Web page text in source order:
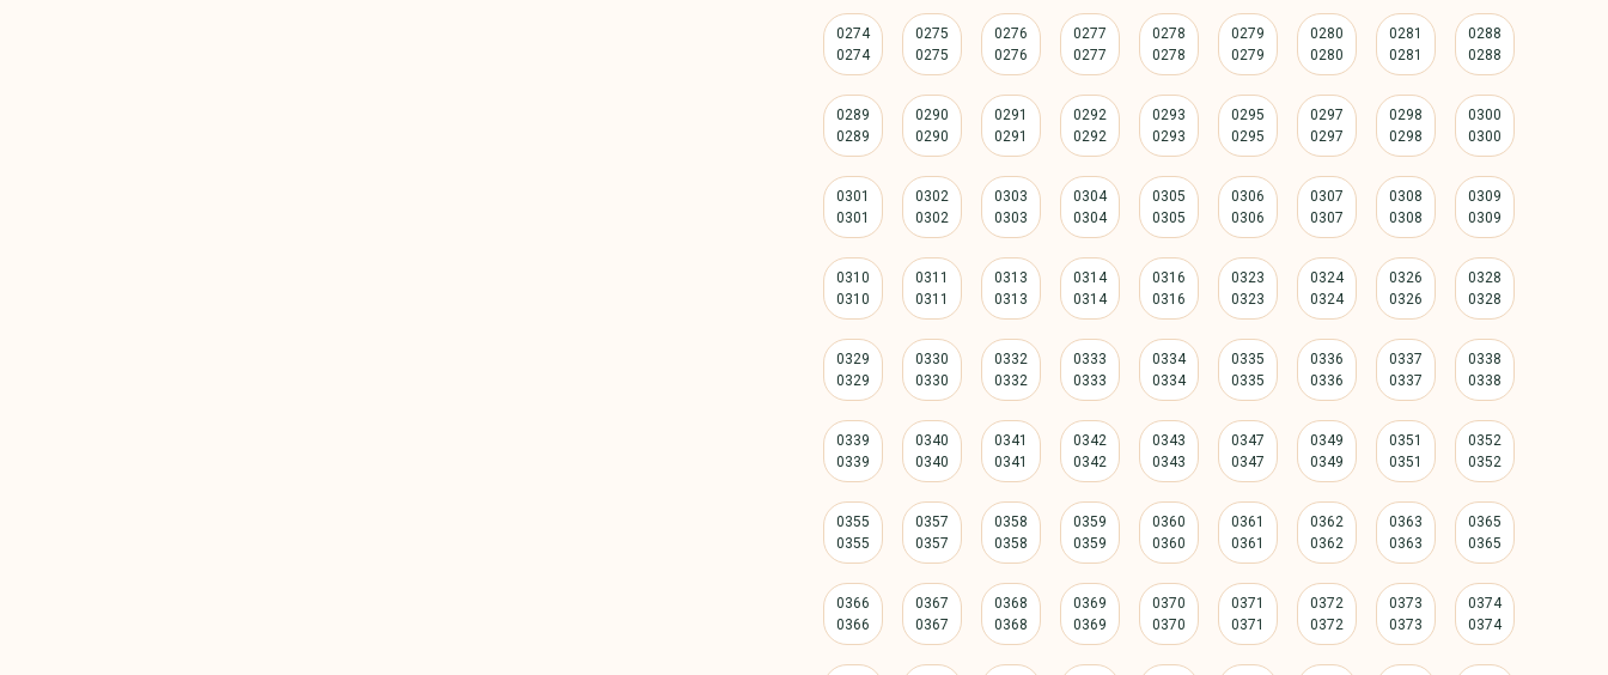
0274 0275 0276 0277 0278 0279 0280 0281 0288
0289 0290 0291 0292 0293 0295 0297 0298 0300
0301 0302 0303 0304 0305 0306 0307 0308 0309
0310 0311 0313 0314 0316 0323 0324 0326 0328
0329 0330 0332 0333 0334 0335 0336 0337 0338
0339 0340 0341 0342 0343 0347 0349 0351 0352
0355 0357 0358 0359 0360 0361 0362 0363 0365
0366 0367 0368 0369 0370 0371 0372 0373 0374